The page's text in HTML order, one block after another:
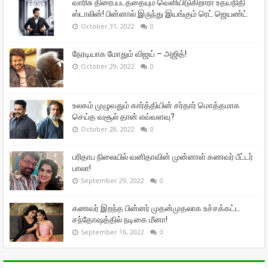
வாரிசு திரைப்படத்தையும் வெளியிடுகிறாரா உதயநிதி
ஸ்டாலின்! பின்னால் இருந்து இயங்கும் ரெட் ஜெயண்ட்
October 31, 2022 0
நேரடியாக மோதும் விஜய் – அஜித்!
October 29, 2022 0
உலகம் முழுவதும் கார்த்தியின் சர்தார் மொத்தமாக
செய்த வசூல் தான் எவ்வளவு?
October 28, 2022 0
பரிதாப நிலையில் வனிதாவின் முன்னாள் கணவர் பீட்டர்
பாலா!
September 29, 2022 0
கணவர் இறந்த பின்னர் முதன்முதலாக உச்சக்கட்ட
சந்தோஷத்தில் நடிகை மீனா!
September 16, 2022 0